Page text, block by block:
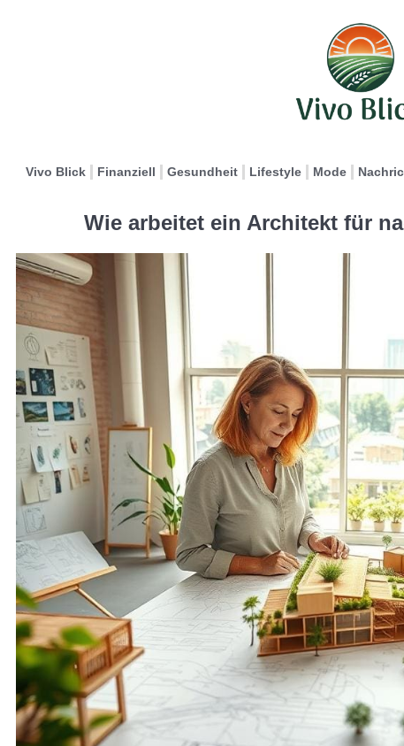
Vivo Blick Finanziell Gesundheit Lifestyle Mode
Wie arbeitet ein Architekt für